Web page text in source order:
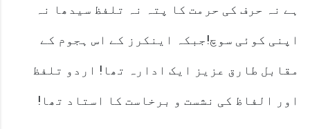
ہے نہ حرف کی حرمت کا پتہ نہ تلفظ سیدھا نہ
اپنی کوئی سوچ!جبکہ اینکرز کے اس ہجوم کے
مقابل طارق عزیز ایک ادارہ تھا! اردو تلفظ
اور الفاظ کی نشست و برخاست کا استاد تھا!